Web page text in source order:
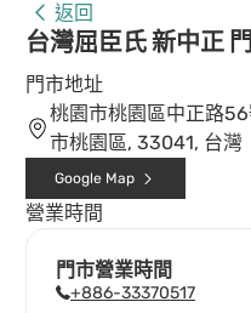
返回
台灣屈臣氏 新中正
門市地址
桃園市桃園區中正路
市桃園區, 33041, 台灣
Google Map
營業時間
門市營業時間
+886-33370517